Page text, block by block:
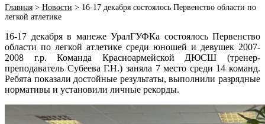
Главная > Новости > 16-17 декабря состоялось Первенство области по
легкой атлетике
16-17 декабря в манеже УралГУФКа состоялось Первенство
области по легкой атлетике среди юношей и девушек 2007-
2008 г.р. Команда Красноармейской ДЮСШ (тренер-
преподаватель Субеева Г.Н.) заняла 7 место среди 14 команд.
Ребята показали достойные результаты, выполнили разрядные
нормативы и установили личные рекорды.